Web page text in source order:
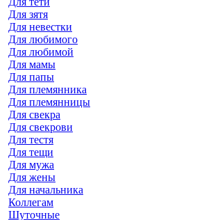
Для зятя
Для невестки
Для любимого
Для любимой
Для мамы
Для папы
Для племянника
Для племянницы
Для свекра
Для свекрови
Для тестя
Для тещи
Для мужа
Для жены
Для начальника
Коллегам
Шуточные